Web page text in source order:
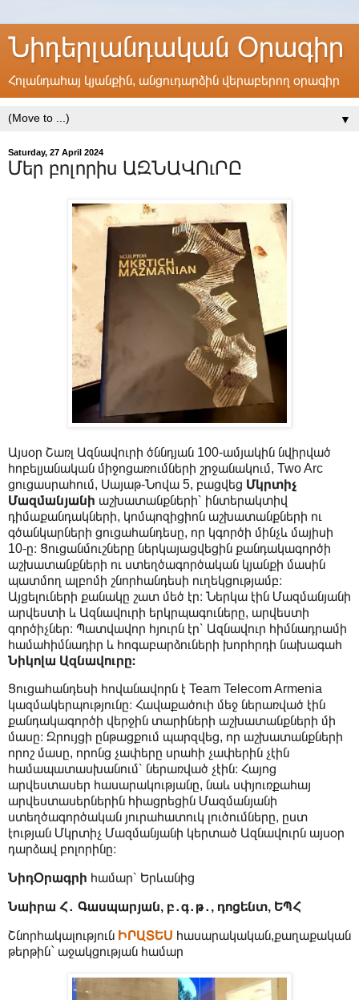
Նիդերլանդական Օրագիր
Հոլանդահայ կյանքին, անցուդարձին վերաբերող օրագիր
▼
Saturday, 27 April 2024
Մեր բոլորիս ԱԶՆԱՎՈւՐԸ
Այսօր Շառլ Ազնավուրի ծննդյան 100-ամյակին նվիրված
հոբելյանական միջոցառումների շրջանակում, Two Arc
ցուցասրահում, Սայաթ-Նովա 5, բացվեց Մկրտիչ
Մազմանյանի աշխատանքների՝ ինտերակտիվ
դիմաքանդակների, կոմպոզիցիոն աշխատանքների ու
գծանկարների ցուցահանդեսը, որ կգործի մինչև մայիսի
10-ը։ Ցուցանմուշները ներկայացվեցին քանդակագործի
աշխատանքների ու ստեղծագործական կյանքի մասին
պատմող ալբոմի շնորհանդեսի ուղեկցությամբ։
Այցելուների քանակը շատ մեծ էր։ Ներկա էին Մազմանյանի
արվեստի և Ազնավուրի երկրպագուները, արվեստի
գործիչներ։ Պատվավոր հյուրն էր՝ Ազնավուր հիմնադրամի
համահիմնադիր և հոգաբարձուների խորհրդի նախագահ
Նիկոլա Ազնավուրը։
Ցուցահանդեսի հովանավորն է Team Telecom Armenia
կազմակերպությունը։ Հավաքածուի մեջ ներառված էին
քանդակագործի վերջին տարիների աշխատանքների մի
մասը։ Զրույցի ընթացքում պարզվեց, որ աշխատանքների
որոշ մասը, որոնց չափերը սրահի չափերին չէին
համապատասխանում՝ ներառված չէին։ Հայոց
արվեստասեր հասարակությանը, նաև սփյուռքահայ
արվեստասերներին հիացրեցին Մազմանյանի
ստեղծագործական յուրահատուկ լուծումները, ըստ
էության Մկրտիչ Մազմանյանի կերտած Ազնավուրն այսօր
դարձավ բոլորինը։
ՆիդՕրագրի համար՝ Երևանից
Նաիրա Հ․ Գասպարյան, բ․գ․թ․, դոցենտ, ԵՊՀ
Շնորհակալություն ԻՐԱՏԵՍ հասարակական,քաղաքական
թերթին` աջակցության համար